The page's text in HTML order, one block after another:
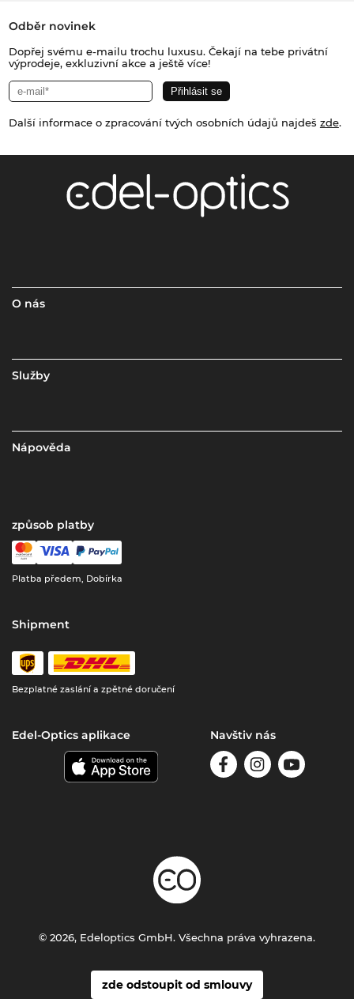
Odběr novinek
Dopřej svému e-mailu trochu luxusu. Čekají na tebe privátní
výprodeje, exkluzivní akce a ještě více!
Další informace o zpracování tvých osobních údajů najdeš zde.
O nás
Služby
Nápověda
způsob platby
Platba předem, Dobírka
Shipment
Bezplatné zaslání a zpětné doručení
Edel-Optics aplikace Navštiv nás
zde odstoupit od smlouvy
© 2026, Edeloptics GmbH. Všechna práva vyhrazena.